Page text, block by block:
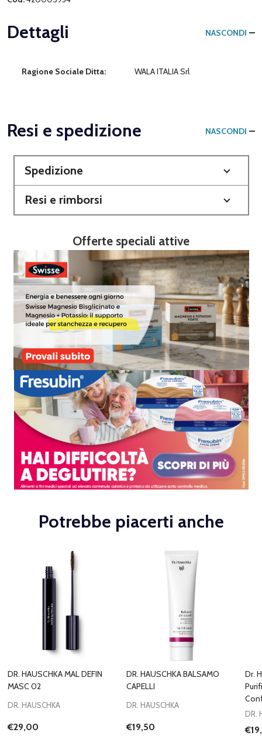
Dettagli NASCONDI
Ragione Sociale Ditta: WALA ITALIA Srl
Resi e spedizione NASCONDI
Spedizione
Resi e rimborsi
Offerte speciali attive
Potrebbe piacerti anche
DR. HAUSCHKA MAL DEFIN
MASC 02
DR. HAUSCHKA
€29,00
DR. HAUSCHKA BALSAMO
CAPELLI
DR. HAUSCHKA
€19,50
Dr.
DR.